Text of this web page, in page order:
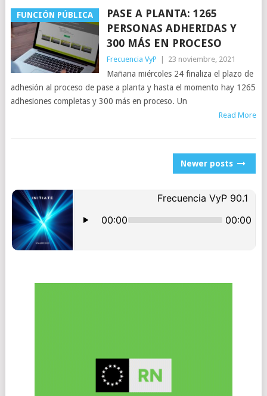
FUNCIÓN PÚBLICA
PASE A PLANTA: 1265
PERSONAS ADHERIDAS Y
300 MÁS EN PROCESO
Frecuencia VyP 23 noviembre, 2021
Mañana miércoles 24 finaliza el plazo de
adhesión al proceso de pase a planta y hasta el momento hay 1265
adhesiones completas y 300 más en proceso. Un
Read More
Newer posts